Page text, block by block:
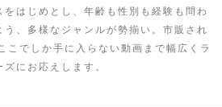
はじめとし、年齢も性別も経験も問わ
、多様なジャンルが勢揃い。市販され
こでしか手に入らない動画まで幅広くラ
にお応えします。